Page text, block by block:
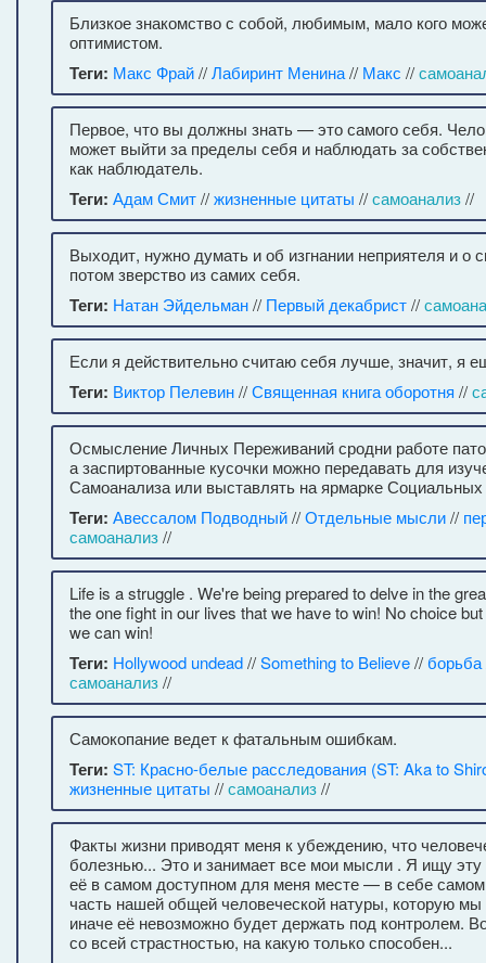
Близкое знакомство с собой, любимым, мало кого
оптимистом.
Теги: Макс Фрай//Лабиринт Менина// Макс //
Первое, что вы должны знать — это самого себя.
может выйти за пределы себя и наблюдать за
как наблюдатель.
Теги: Адам Смит//жизненные цитаты //самоанализ//
Выходит, нужно думать и об изгнании неприятеля и о
потом зверство из самих себя.
Теги: Натан Эйдельман// Первый декабрист//
Если я действительно считаю себя лучше, значит, я
Теги: Виктор Пелевин//Священная книга оборотня //
Осмысление Личных Переживаний сродни работе
а заспиртованные кусочки можно передавать для
Самоанализа или выставлять на ярмарке Социальных
Теги: Авессалом Подводный//Отдельные мысли//
самоанализ//
Life is a struggle . We're being prepared to delve in the
the one fight in our lives that we have to win! No choice
we can win!
Теги: Hollywood undead//Something to Believe//борьба
самоанализ//
Самокопание ведет к фатальным ошибкам.
Теги: ST: Красно-белые расследования (ST: Aka to
жизненные цитаты //самоанализ//
Факты жизни приводят меня к убеждению, что
болезнью... Это и занимает все мои мысли . Я ищу эту
её в самом доступном для меня месте — в себе
часть нашей общей человеческой натуры, которую
иначе её невозможно будет держать под контролем.
со всей страстностью, на какую только способен...